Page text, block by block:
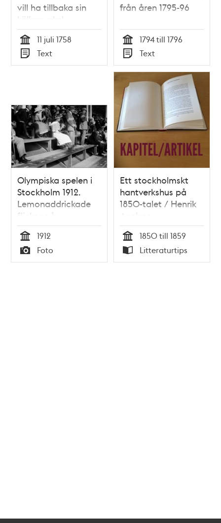
vill ha tillbaka sin
källarnyckel
Tid
11 juli 1758
Typ
Text
från åren 1795-96
Tid
1794 till 1796
Typ
Text
Olympiska spelen i
Stockholm 1912.
Lemonaddrickade
flickor på
publikläktaren.
Tid
1912
Typ
Foto
Ett stockholmskt
hantverkshus på
1850-talet / Henrik
Axelson
Tid
1850 till 1859
Typ
Litteraturtips